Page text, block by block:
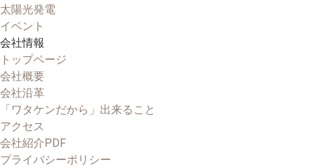
太陽光発電
イベント
会社情報
トップページ
会社概要
会社沿革
「ワタケンだから」出来ること
アクセス
会社紹介PDF
プライバシーポリシー